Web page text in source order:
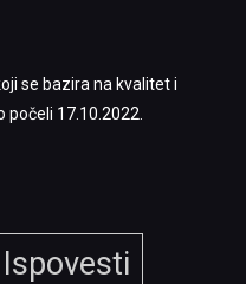
se bazira na kvalitet i
17.10.2022.
Ispovesti